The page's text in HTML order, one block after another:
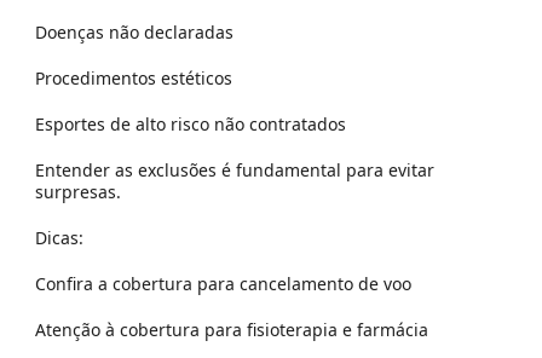
Doenças não declaradas
Procedimentos estéticos
Esportes de alto risco não contratados
Entender as exclusões é fundamental para evitar
surpresas.
Dicas:
Confira a cobertura para cancelamento de voo
Atenção à cobertura para fisioterapia e farmácia